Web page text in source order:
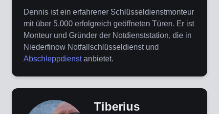
Dennis ist ein erfahrener Schlüsseldienstmonteur
mit über 5.000 erfolgreich geöffneten Türen. Er ist
Monteur und Gründer der Notdienststation, die in
Niederfinow Notfallschlüsseldienst und
Abschleppdienstanbietet.
Tiberius